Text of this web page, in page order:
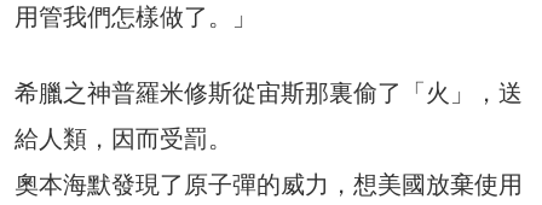
用管我們怎樣做了。」
希臘之神普羅米修斯從宙斯那裏偷了「火」，送
給人類，因而受罰。
奧本海默發現了原子彈的威力，想美國放棄使用